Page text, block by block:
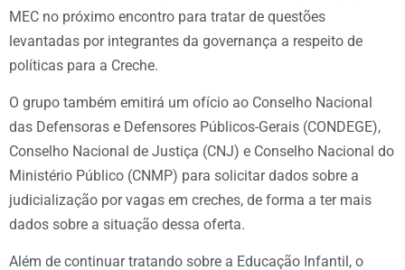
MEC no próximo encontro para tratar de questões
levantadas por integrantes da governança a respeito de
políticas para a Creche.
O grupo também emitirá um ofício ao Conselho Nacional
das Defensoras e Defensores Públicos-Gerais (CONDEGE),
Conselho Nacional de Justiça (CNJ) e Conselho Nacional do
Ministério Público (CNMP) para solicitar dados sobre a
judicialização por vagas em creches, de forma a ter mais
dados sobre a situação dessa oferta.
Além de continuar tratando sobre a Educação Infantil, o